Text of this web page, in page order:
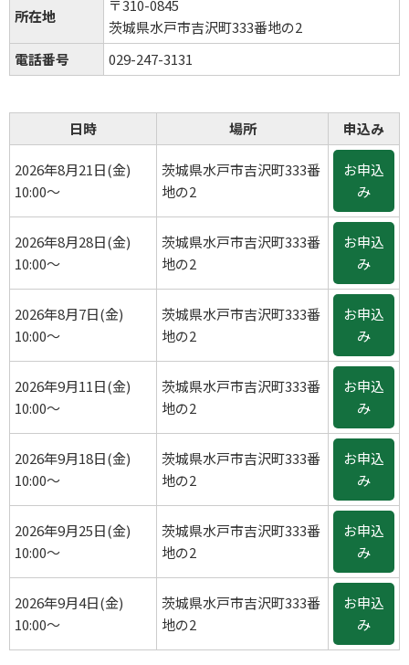
所在地
〒310-0845
茨城県水戸市吉沢町333番地の2
電話番号
029-247-3131
日時 場所 申込み
2026年8月21日(金)
10:00～
茨城県水戸市吉沢町333番
地の2
お申込
み
2026年8月28日(金)
10:00～
茨城県水戸市吉沢町333番
地の2
お申込
み
2026年8月7日(金)
10:00～
茨城県水戸市吉沢町333番
地の2
お申込
み
2026年9月11日(金)
10:00～
茨城県水戸市吉沢町333番
地の2
お申込
み
2026年9月18日(金)
10:00～
茨城県水戸市吉沢町333番
地の2
お申込
み
2026年9月25日(金)
10:00～
茨城県水戸市吉沢町333番
地の2
お申込
み
2026年9月4日(金)
10:00～
茨城県水戸市吉沢町333番
地の2
お申込
み